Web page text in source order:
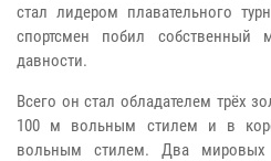
стал лидером плавательного
спортсмен побил собственный
давности.
Всего он стал обладателем трёх
100 м вольным стилем и в
вольным стилем. Два